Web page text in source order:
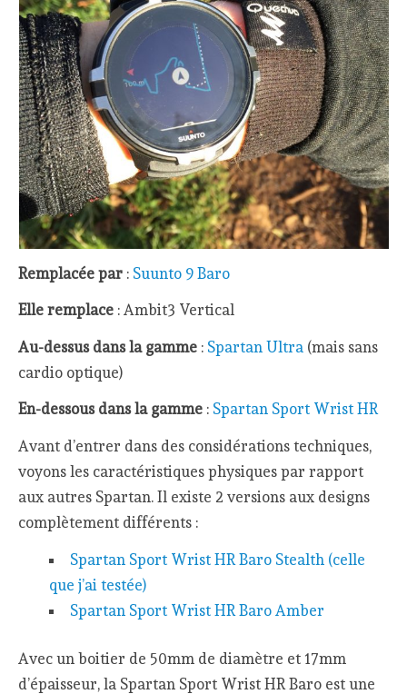
Remplacée par : Suunto 9 Baro
Elle remplace : Ambit3 Vertical
Au-dessus dans la gamme : Spartan Ultra (mais sans
cardio optique)
En-dessous dans la gamme : Spartan Sport Wrist HR
Avant d’entrer dans des considérations techniques,
voyons les caractéristiques physiques par rapport
aux autres Spartan. Il existe 2 versions aux designs
complètement différents :
Spartan Sport Wrist HR Baro Stealth (celle
que j’ai testée)
Spartan Sport Wrist HR Baro Amber
Avec un boitier de 50mm de diamètre et 17mm
d’épaisseur, la Spartan Sport Wrist HR Baro est une